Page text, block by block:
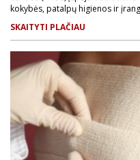
kokybės, patalpų higienos ir
SKAITYTI PLAČIAU